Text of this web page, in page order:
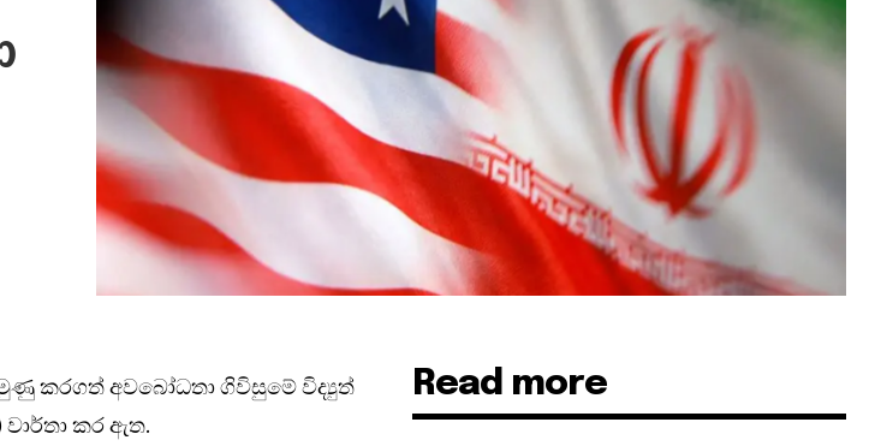
කරගත් අවබෝධතා ගිවිසුමේ විද්‍යුත්
කර ඇත.
Read more